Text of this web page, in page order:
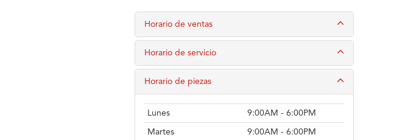
Horario de ventas
Horario de servicio
Horario de piezas
Lunes
9:00AM - 6:00PM
Martes
9:00AM - 6:00PM